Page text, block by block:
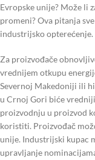
Evropske unije? Može li
promeni? Ova pitanja
industrijsko opterećenje.
Za proizvođače
vrednijem otkupu
Severnoj Makedoniji ili
u Crnoj Gori biće
proizvodnju u proizvod
koristiti. Proizvođač
unije. Industrijski kupac
upravljanje